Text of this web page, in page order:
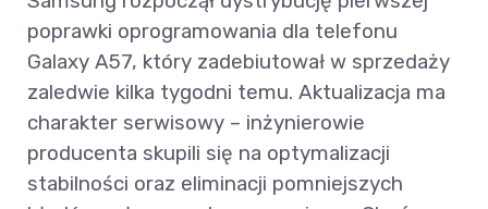
poprawki oprogramowania dla telefonu
Galaxy A57, który zadebiutował w sprzedaży
zaledwie kilka tygodni temu. Aktualizacja ma
charakter serwisowy – inżynierowie
producenta skupili się na optymalizacji
stabilności oraz eliminacji pomniejszych